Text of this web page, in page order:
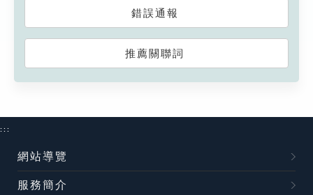
錯誤通報
推薦關聯詞
:::
網站導覽
服務簡介